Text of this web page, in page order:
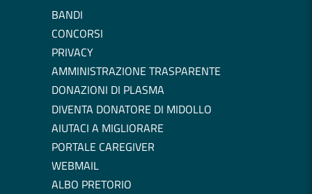
BANDI
CONCORSI
PRIVACY
AMMINISTRAZIONE TRASPARENTE
DONAZIONI DI PLASMA
DIVENTA DONATORE DI MIDOLLO
AIUTACI A MIGLIORARE
PORTALE CAREGIVER
WEBMAIL
ALBO PRETORIO